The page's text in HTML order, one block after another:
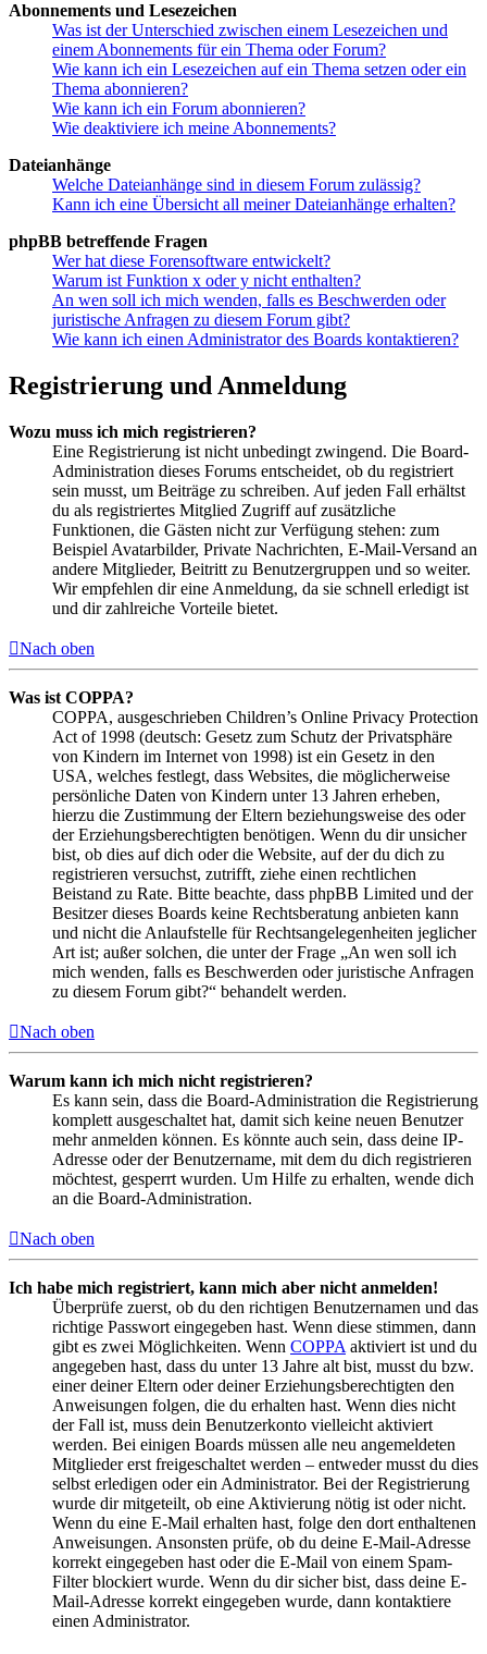
Abonnements und Lesezeichen
Was ist der Unterschied zwischen einem Lesezeichen und
einem Abonnements für ein Thema oder Forum?
Wie kann ich ein Lesezeichen auf ein Thema setzen oder ein
Thema abonnieren?
Wie kann ich ein Forum abonnieren?
Wie deaktiviere ich meine Abonnements?
Dateianhänge
Welche Dateianhänge sind in diesem Forum zulässig?
Kann ich eine Übersicht all meiner Dateianhänge erhalten?
phpBB betreffende Fragen
Wer hat diese Forensoftware entwickelt?
Warum ist Funktion x oder y nicht enthalten?
An wen soll ich mich wenden, falls es Beschwerden oder
juristische Anfragen zu diesem Forum gibt?
Wie kann ich einen Administrator des Boards kontaktieren?
Registrierung und Anmeldung
Wozu muss ich mich registrieren?
Eine Registrierung ist nicht unbedingt zwingend. Die Board-
Administration dieses Forums entscheidet, ob du registriert
sein musst, um Beiträge zu schreiben. Auf jeden Fall erhältst
du als registriertes Mitglied Zugriff auf zusätzliche
Funktionen, die Gästen nicht zur Verfügung stehen: zum
Beispiel Avatarbilder, Private Nachrichten, E-Mail-Versand an
andere Mitglieder, Beitritt zu Benutzergruppen und so weiter.
Wir empfehlen dir eine Anmeldung, da sie schnell erledigt ist
und dir zahlreiche Vorteile bietet.
Nach oben
Was ist COPPA?
COPPA, ausgeschrieben Children’s Online Privacy Protection
Act of 1998 (deutsch: Gesetz zum Schutz der Privatsphäre
von Kindern im Internet von 1998) ist ein Gesetz in den
USA, welches festlegt, dass Websites, die möglicherweise
persönliche Daten von Kindern unter 13 Jahren erheben,
hierzu die Zustimmung der Eltern beziehungsweise des oder
der Erziehungsberechtigten benötigen. Wenn du dir unsicher
bist, ob dies auf dich oder die Website, auf der du dich zu
registrieren versuchst, zutrifft, ziehe einen rechtlichen
Beistand zu Rate. Bitte beachte, dass phpBB Limited und der
Besitzer dieses Boards keine Rechtsberatung anbieten kann
und nicht die Anlaufstelle für Rechtsangelegenheiten jeglicher
Art ist; außer solchen, die unter der Frage „An wen soll ich
mich wenden, falls es Beschwerden oder juristische Anfragen
zu diesem Forum gibt?“ behandelt werden.
Nach oben
Warum kann ich mich nicht registrieren?
Es kann sein, dass die Board-Administration die Registrierung
komplett ausgeschaltet hat, damit sich keine neuen Benutzer
mehr anmelden können. Es könnte auch sein, dass deine IP-
Adresse oder der Benutzername, mit dem du dich registrieren
möchtest, gesperrt wurden. Um Hilfe zu erhalten, wende dich
an die Board-Administration.
Nach oben
Ich habe mich registriert, kann mich aber nicht anmelden!
Überprüfe zuerst, ob du den richtigen Benutzernamen und das
richtige Passwort eingegeben hast. Wenn diese stimmen, dann
gibt es zwei Möglichkeiten. Wenn COPPA aktiviert ist und du
angegeben hast, dass du unter 13 Jahre alt bist, musst du bzw.
einer deiner Eltern oder deiner Erziehungsberechtigten den
Anweisungen folgen, die du erhalten hast. Wenn dies nicht
der Fall ist, muss dein Benutzerkonto vielleicht aktiviert
werden. Bei einigen Boards müssen alle neu angemeldeten
Mitglieder erst freigeschaltet werden – entweder musst du dies
selbst erledigen oder ein Administrator. Bei der Registrierung
wurde dir mitgeteilt, ob eine Aktivierung nötig ist oder nicht.
Wenn du eine E-Mail erhalten hast, folge den dort enthaltenen
Anweisungen. Ansonsten prüfe, ob du deine E-Mail-Adresse
korrekt eingegeben hast oder die E-Mail von einem Spam-
Filter blockiert wurde. Wenn du dir sicher bist, dass deine E-
Mail-Adresse korrekt eingegeben wurde, dann kontaktiere
einen Administrator.